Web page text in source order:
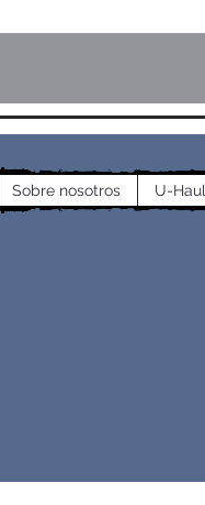
Sobre nosotros U-Haul